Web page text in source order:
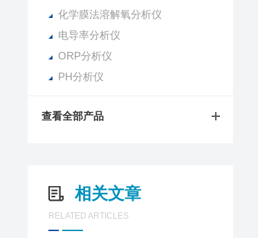
化学膜法溶解氧分析仪
电导率分析仪
ORP分析仪
PH分析仪
查看全部产品
相关文章
RELATED ARTICLES